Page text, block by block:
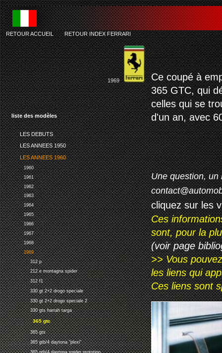
liste des modèles
LES DEBUTS
LES ANNEES 1950
LES ANNEES 1960
1960
1961
1962
1963
1964
1965
1966
1967
1968
1969
312 p
212 e montagna spider
312 f1
330 gt 2+2 drogo speciale
330 gt 2+2 drogo speciale 2
330 gts harrah targa
365 gtc
365 gts
365 gtb/4 daytona "plexi"
365 gtb/4 daytona spider prototipo
RETOUR ACCUEIL-RETOUR INDEX FERRARI
1969
Ce coupé à
365 GTC, qui
celles qui se
d'un an, avec
Une question, un
cliquez sur les
Ces
sont, pour la
(voir page
>> Vous
les liens qui
Ces liens sont